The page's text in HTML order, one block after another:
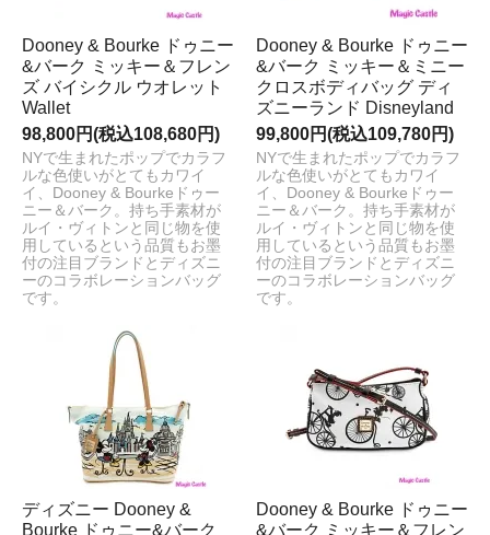
Dooney & Bourke ドゥニー
&バーク ミッキー＆フレン
ズ バイシクル ウオレット
Wallet
98,800円(税込108,680円)
NYで生まれたポップでカラフ
ルな色使いがとてもカワイ
イ、Dooney & Bourkeドゥー
ニー＆バーク。持ち手素材が
ルイ・ヴィトンと同じ物を使
用しているという品質もお墨
付の注目ブランドとディズニ
ーのコラボレーションバッグ
です。
Dooney & Bourke ドゥニー
&バーク ミッキー＆ミニー
クロスボディバッグ ディ
ズニーランド Disneyland
99,800円(税込109,780円)
NYで生まれたポップでカラフ
ルな色使いがとてもカワイ
イ、Dooney & Bourkeドゥー
ニー＆バーク。持ち手素材が
ルイ・ヴィトンと同じ物を使
用しているという品質もお墨
付の注目ブランドとディズニ
ーのコラボレーションバッグ
です。
ディズニー Dooney &
Bourke ドゥニー&バーク
Dooney & Bourke ドゥニー
&バーク ミッキー＆フレン